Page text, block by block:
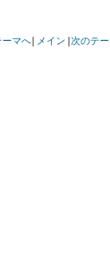
ーマへ メイン 次のテ